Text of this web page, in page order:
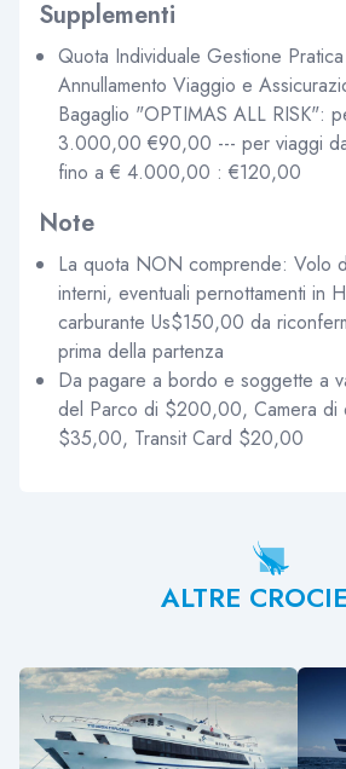
Supplementi
Quota Individuale Gestione
Annullamento Viaggio e
Bagaglio "OPTIMAS ALL RISK":
3.000,00 €90,00 --- per viaggi
fino a € 4.000,00 : €120,00
Note
La quota NON comprende: Volo
interni, eventuali pernottamenti in
carburante Us$150,00 da
prima della partenza
Da pagare a bordo e soggette a
del Parco di $200,00, Camera di
$35,00, Transit Card $20,00
ALTRE